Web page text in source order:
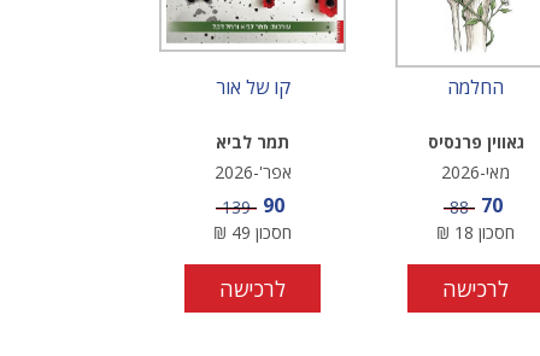
החלמה
גאווין פרנסיס
מאי-2026
מחיר מבצע
70 מחיר
88
חסכון 18
₪
לרכישה
קו של אור
תמר לביא
אפר'-2026
מחיר מבצע
90 מחיר
139
חסכון 49
₪
לרכישה